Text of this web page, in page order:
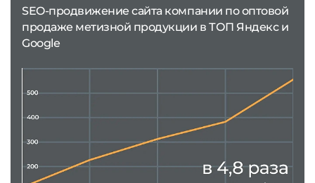
SEO-продвижение сайта компании по оптовой
продаже метизной продукции в ТОП Яндекс и
Google